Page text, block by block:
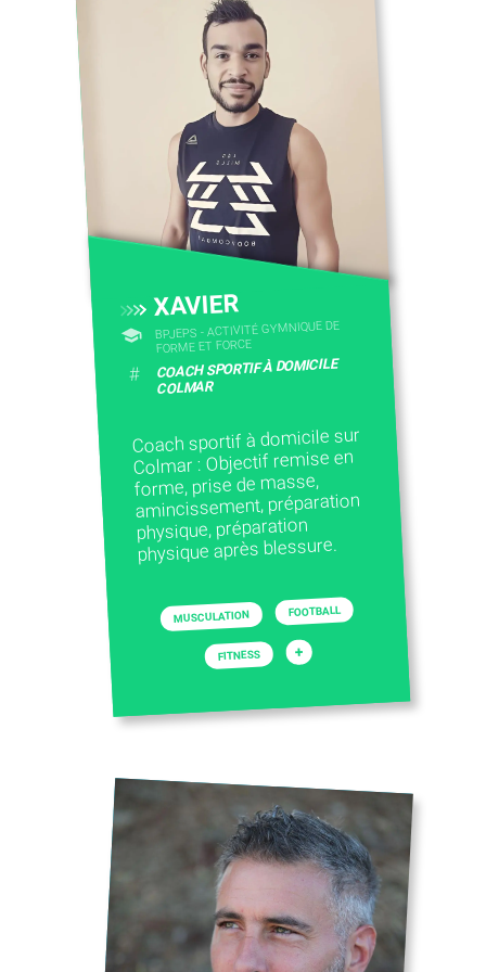
XAVIER
BPJEPS - ACTIVITÉ GYMNIQUE DE
FORME ET FORCE
# COACH SPORTIF À DOMICILE
COLMAR
Coach sportif à domicile sur
Colmar : Objectif remise en
forme, prise de masse,
amincissement, préparation
physique, préparation
physique après blessure.
MUSCULATION FOOTBALL
FITNESS +